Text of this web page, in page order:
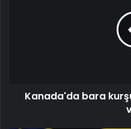
Kanada'da bara